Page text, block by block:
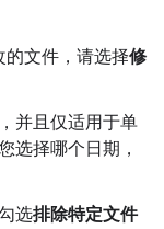
文件，请选择修
并且仅适用于单
选择哪个日期，
选排除特定文件